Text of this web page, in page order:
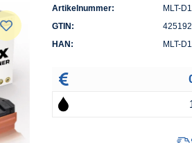
Artikelnummer:
MLT-
GTIN:
HAN:
MLT-